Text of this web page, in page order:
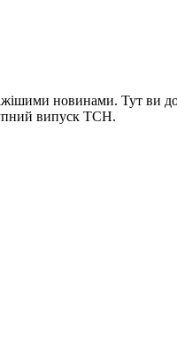
новинами. Тут ви
випуск ТСН.